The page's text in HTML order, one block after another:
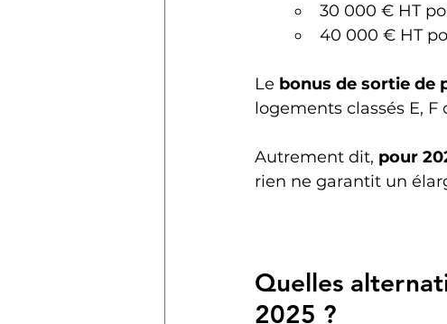
30 000 € HT
40 000 € HT
Le bonus de sortie de
logements classés E, F
Autrement dit, pour
rien ne garantit un
Quelles
2025 ?